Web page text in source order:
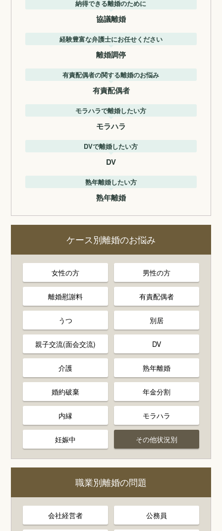
納得できる離婚のために
協議離婚
経験豊富な弁護士にお任せください
離婚調停
有責配偶者の関する離婚のお悩み
有責配偶者
モラハラで離婚したい方
モラハラ
DVで離婚したい方
DV
熟年離婚したい方
熟年離婚
ケース別離婚のお悩み
女性の方 男性の方
離婚慰謝料 有責配偶者
うつ 別居
親子交流(面会交流) DV
介護 熟年離婚
婚約破棄 年金分割
内縁 モラハラ
妊娠中 その他状況別
職業別離婚の問題
会社経営者 公務員